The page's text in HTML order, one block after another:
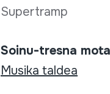
Supertramp
Soinu-tresna
Musika taldea